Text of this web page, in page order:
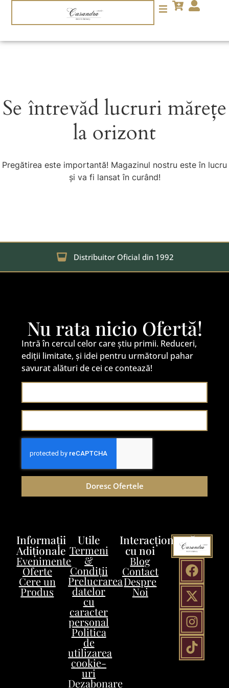
Se întrevăd lucruri mărețe
la orizont
Pregătirea este importantă! Magazinul nostru este în lucru
și va fi lansat în curând!
Distribuitor Oficial din 1992
Nu rata nicio Ofertă!
Intră în cercul celor care știu primii. Reduceri,
ediții limitate, și idei pentru următorul pahar
savurat alături de cei ce contează!
Doresc Ofertele
Interacționează
cu noi
Blog
Contact
Despre
Noi
Utile
Termeni
&
Condiții
Prelucrarea
datelor
cu
caracter
personal
Politica
de
utilizarea
cookie-
uri
Dezabonare
Informații
Adiționale
Evenimente
Oferte
Cere un
Produs